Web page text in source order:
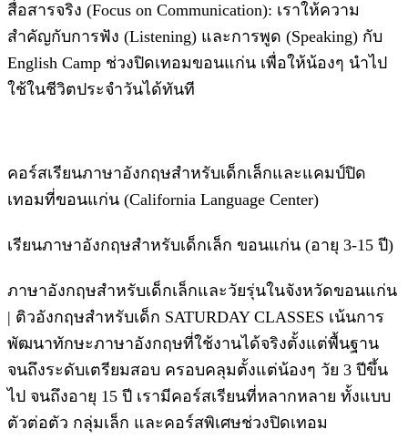
สื่อสารจริง (Focus on Communication): เราให้ความ
สำคัญกับการฟัง (Listening) และการพูด (Speaking) กับ
English Camp ช่วงปิดเทอมขอนแก่น เพื่อให้น้องๆ นำไป
ใช้ในชีวิตประจำวันได้ทันที
คอร์สเรียนภาษาอังกฤษสำหรับเด็กเล็กและแคมป์ปิด
เทอมที่ขอนแก่น (California Language Center)
เรียนภาษาอังกฤษสำหรับเด็กเล็ก ขอนแก่น (อายุ 3-15 ปี)
ภาษาอังกฤษสำหรับเด็กเล็กและวัยรุ่นในจังหวัดขอนแก่น
| ติวอังกฤษสำหรับเด็ก SATURDAY CLASSES เน้นการ
พัฒนาทักษะภาษาอังกฤษที่ใช้งานได้จริงตั้งแต่พื้นฐาน
จนถึงระดับเตรียมสอบ ครอบคลุมตั้งแต่น้องๆ วัย 3 ปีขึ้น
ไป จนถึงอายุ 15 ปี เรามีคอร์สเรียนที่หลากหลาย ทั้งแบบ
ตัวต่อตัว กลุ่มเล็ก และคอร์สพิเศษช่วงปิดเทอม